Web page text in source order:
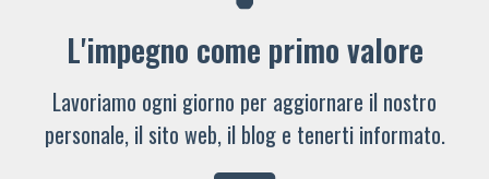
L'impegno come primo valore
Lavoriamo ogni giorno per aggiornare il nostro
personale, il sito web, il blog e tenerti informato.